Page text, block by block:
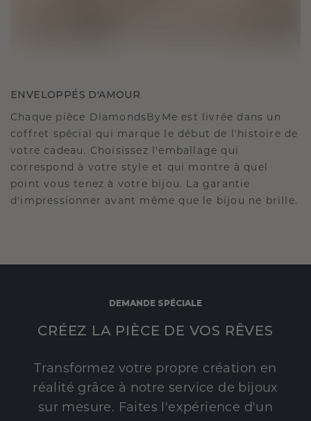
ENVELOPPÉS D'AMOUR
Chaque pièce DiamondsByMe est livrée dans un
coffret spécial qui marque le début de l'histoire de
votre cadeau. Choisissez l'emballage qui
correspond à votre style et qui montre à quel
point vous tenez à votre bijou. La garantie
d'impressionner avant même que le bijou ne brille.
DEMANDE SPÉCIALE
CRÉEZ LA PIÈCE DE VOS RÊVES
Transformez votre propre création en
réalité grâce à notre service de bijoux
sur mesure. Faites l'expérience d'un